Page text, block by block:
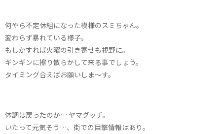
何やら不定休組になった模様のスミちゃん。
変わらず暴れている様子。
もしかすれば火曜の引き寄せも視野に。
ギンギンに擦り散らかして来る事でしょう。
タイミング合えばお願いしま〜す。
体調は戻ったのか… ヤマグッチ。
いたって元気そう…、街での目撃情報はあり。